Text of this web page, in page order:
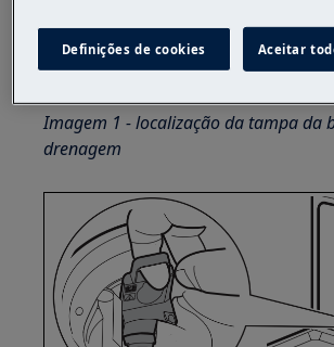
4. Puxe a cobertura de plástico em
Imagem 1 - localização da tampa da
drenagem
Definições de cookies Aceitar